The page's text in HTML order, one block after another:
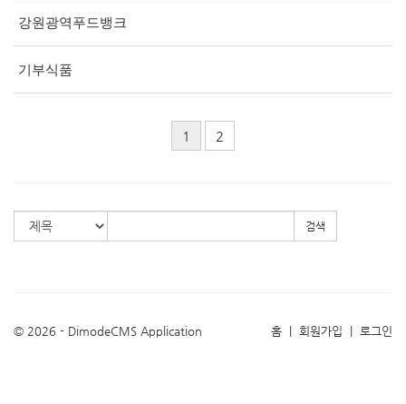
강원광역푸드뱅크
기부식품
1 2
검색
© 2026 - DimodeCMS Application 홈 회원가입 로그인